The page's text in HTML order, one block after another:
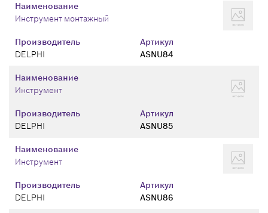
Производитель
DELPHI
Артикул
ASNU84
Наименование
Инструмент монтажный
Производитель
DELPHI
Артикул
ASNU85
Наименование
Инструмент
Производитель
DELPHI
Артикул
ASNU86
Наименование
Инструмент